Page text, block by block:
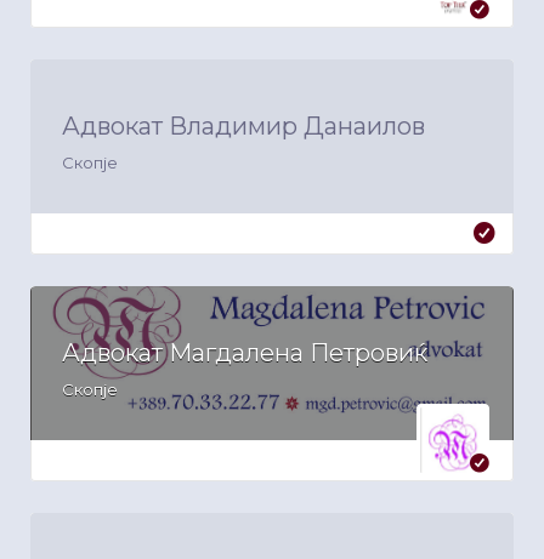
Адвокат Владимир Данаилов
Скопје
Адвокат Магдалена Петровиќ
Скопје